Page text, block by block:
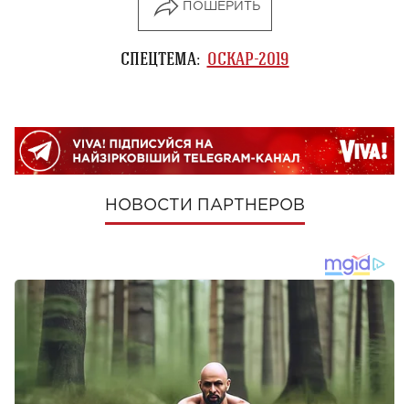
ПОШЕРИТЬ
СПЕЦТЕМА: ОСКАР-2019
НОВОСТИ ПАРТНЕРОВ